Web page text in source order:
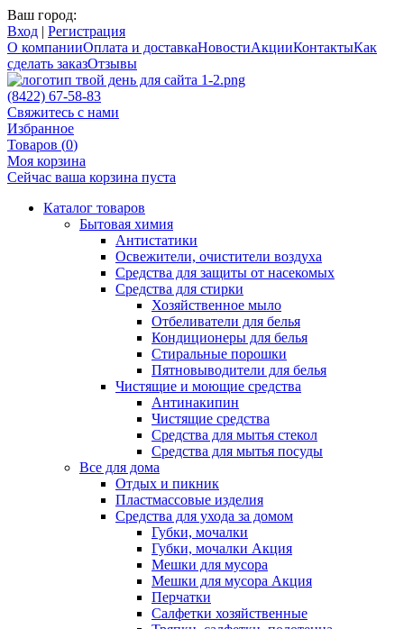
Ваш город:
Вход | Регистрация
О компанииОплата и доставкаНовостиАкцииКонтактыКак
сделать заказОтзывы
(8422) 67-58-83
Свяжитесь с нами
Избранное
Товаров (0)
Моя корзина
Сейчас ваша корзина пуста
Каталог товаров
Бытовая химия
Антистатики
Освежители, очистители воздуха
Средства для защиты от насекомых
Средства для стирки
Хозяйственное мыло
Отбеливатели для белья
Кондиционеры для белья
Стиральные порошки
Пятновыводители для белья
Чистящие и моющие средства
Антинакипин
Чистящие средства
Средства для мытья стекол
Средства для мытья посуды
Все для дома
Отдых и пикник
Пластмассовые изделия
Средства для ухода за домом
Губки, мочалки
Губки, мочалки Акция
Мешки для мусора
Мешки для мусора Акция
Перчатки
Салфетки хозяйственные